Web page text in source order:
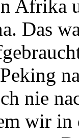
Afrika
Das
nie
wir in